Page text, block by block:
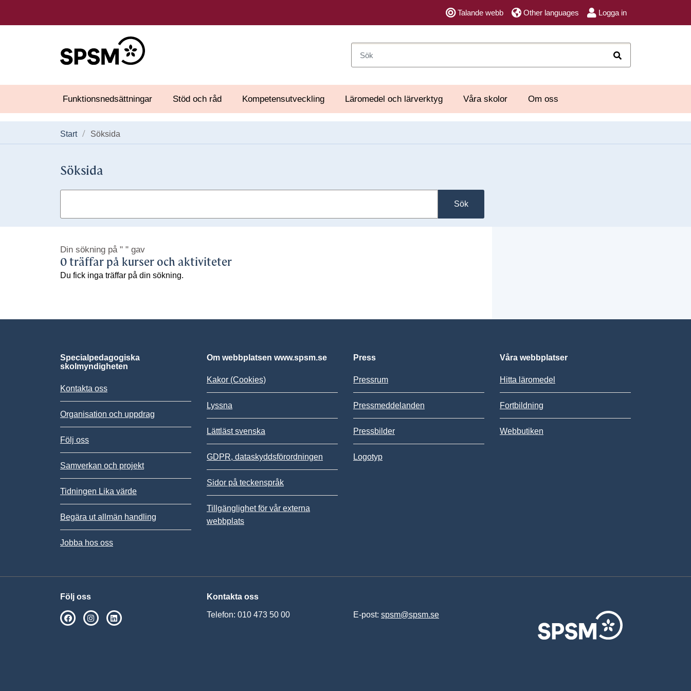
Talande webb Other languages Logga in
Funktionsnedsättningar Stöd och råd Kompetensutveckling Läromedel och lärverktyg Våra skolor Om oss
Start Söksida
Söksida
Sök
Din sökning på " " gav
0 träffar på kurser och aktiviteter
Du fick inga träffar på din sökning.
Specialpedagogiska
skolmyndigheten
Kontakta oss
Organisation och uppdrag
Följ oss
Samverkan och projekt
Tidningen Lika värde
Begära ut allmän handling
Jobba hos oss
Om webbplatsen www.spsm.se
Kakor (Cookies)
Lyssna
Lättläst svenska
GDPR, dataskyddsförordningen
Sidor på teckenspråk
Tillgänglighet för vår externa
webbplats
Press
Pressrum
Pressmeddelanden
Pressbilder
Logotyp
Våra webbplatser
Hitta läromedel
Fortbildning
Webbutiken
Följ oss
SPSM på Facebook
SPSM på Instagram
Kontakta oss
Telefon: 010 473 50 00 E-post: spsm@spsm.se